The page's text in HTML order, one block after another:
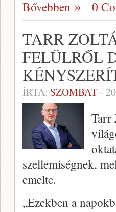
Bővebben 0
TARR
FELÜLRŐL
ÍRTA: SZOMBAT-
Tarr
szellemiségnek,
emelte.
„Ezekben a